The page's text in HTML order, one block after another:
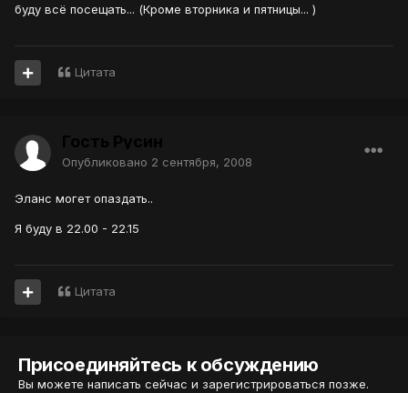
буду всё посещать... (Кроме вторника и пятницы... )
Цитата
Опубликовано 2 сентября, 2008
Эланс могет опаздать..
Я буду в 22.00 - 22.15
Цитата
Присоединяйтесь к обсуждению
Вы можете написать сейчас и зарегистрироваться позже.